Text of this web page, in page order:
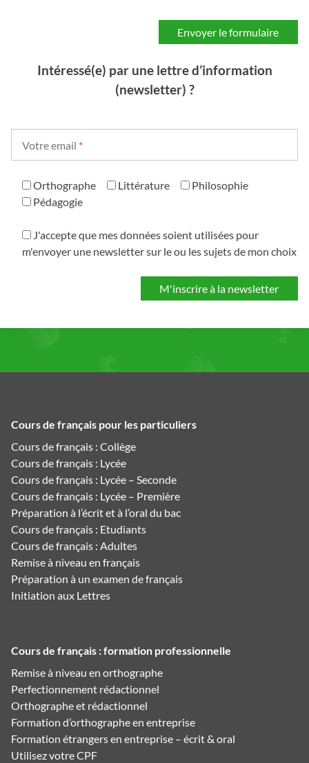
Intéressé(e) par une lettre d’information
(newsletter) ?
Votre email *
Orthographe Littérature
Philosophie
Pédagogie
J'accepte que mes données soient utilisées pour
m'envoyer une newsletter sur le ou les sujets de mon choix
Cours de français pour les particuliers
Cours de français : Collège
Cours de français : Lycée
Cours de français : Lycée – Seconde
Cours de français : Lycée – Première
Préparation à l’écrit et à l’oral du bac
Cours de français : Etudiants
Cours de français : Adultes
Remise à niveau en français
Préparation à un examen de français
Initiation aux Lettres
Cours de français : formation professionnelle
Remise à niveau en orthographe
Perfectionnement rédactionnel
Orthographe et rédactionnel
Formation d’orthographe en entreprise
Formation étrangers en entreprise – écrit & oral
Utilisez votre CPF